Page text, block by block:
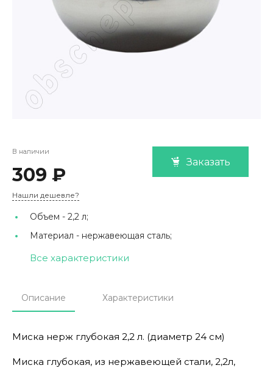
В наличии
309 ₽
Заказать
Нашли дешевле?
Объем - 2,2 л;
Материал - нержавеющая сталь;
Все характеристики
Описание Характеристики
Миска нерж глубокая 2,2 л. (диаметр 24 см)
Миска глубокая, из нержавеющей стали, 2,2л,